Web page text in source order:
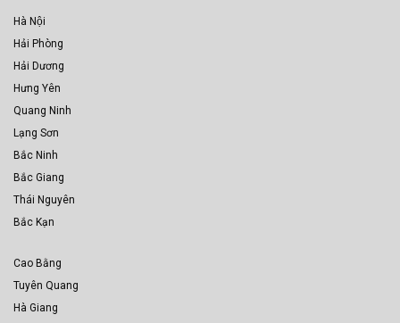
Hà Nội
Hải Phòng
Hải Dương
Hưng Yên
Quang Ninh
Lạng Sơn
Bắc Ninh
Bắc Giang
Thái Nguyên
Bắc Kạn
Cao Bằng
Tuyên Quang
Hà Giang